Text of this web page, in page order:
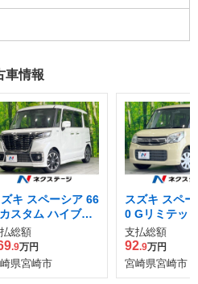
車情報
ズキ スペーシア 66
スタム ハイブリ
XS
総額
.9万円
県宮崎市
スズキ スペ
0 Gリミテッ
支払総額
92.9万円
宮崎県宮崎市